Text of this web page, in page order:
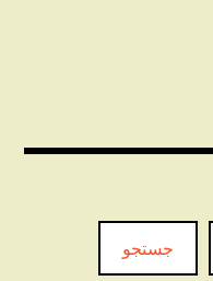
جستجو